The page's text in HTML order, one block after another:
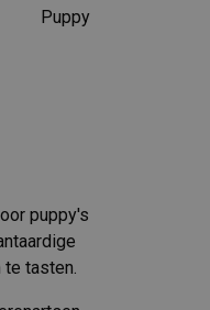
Puppy
puppy's
tasten.